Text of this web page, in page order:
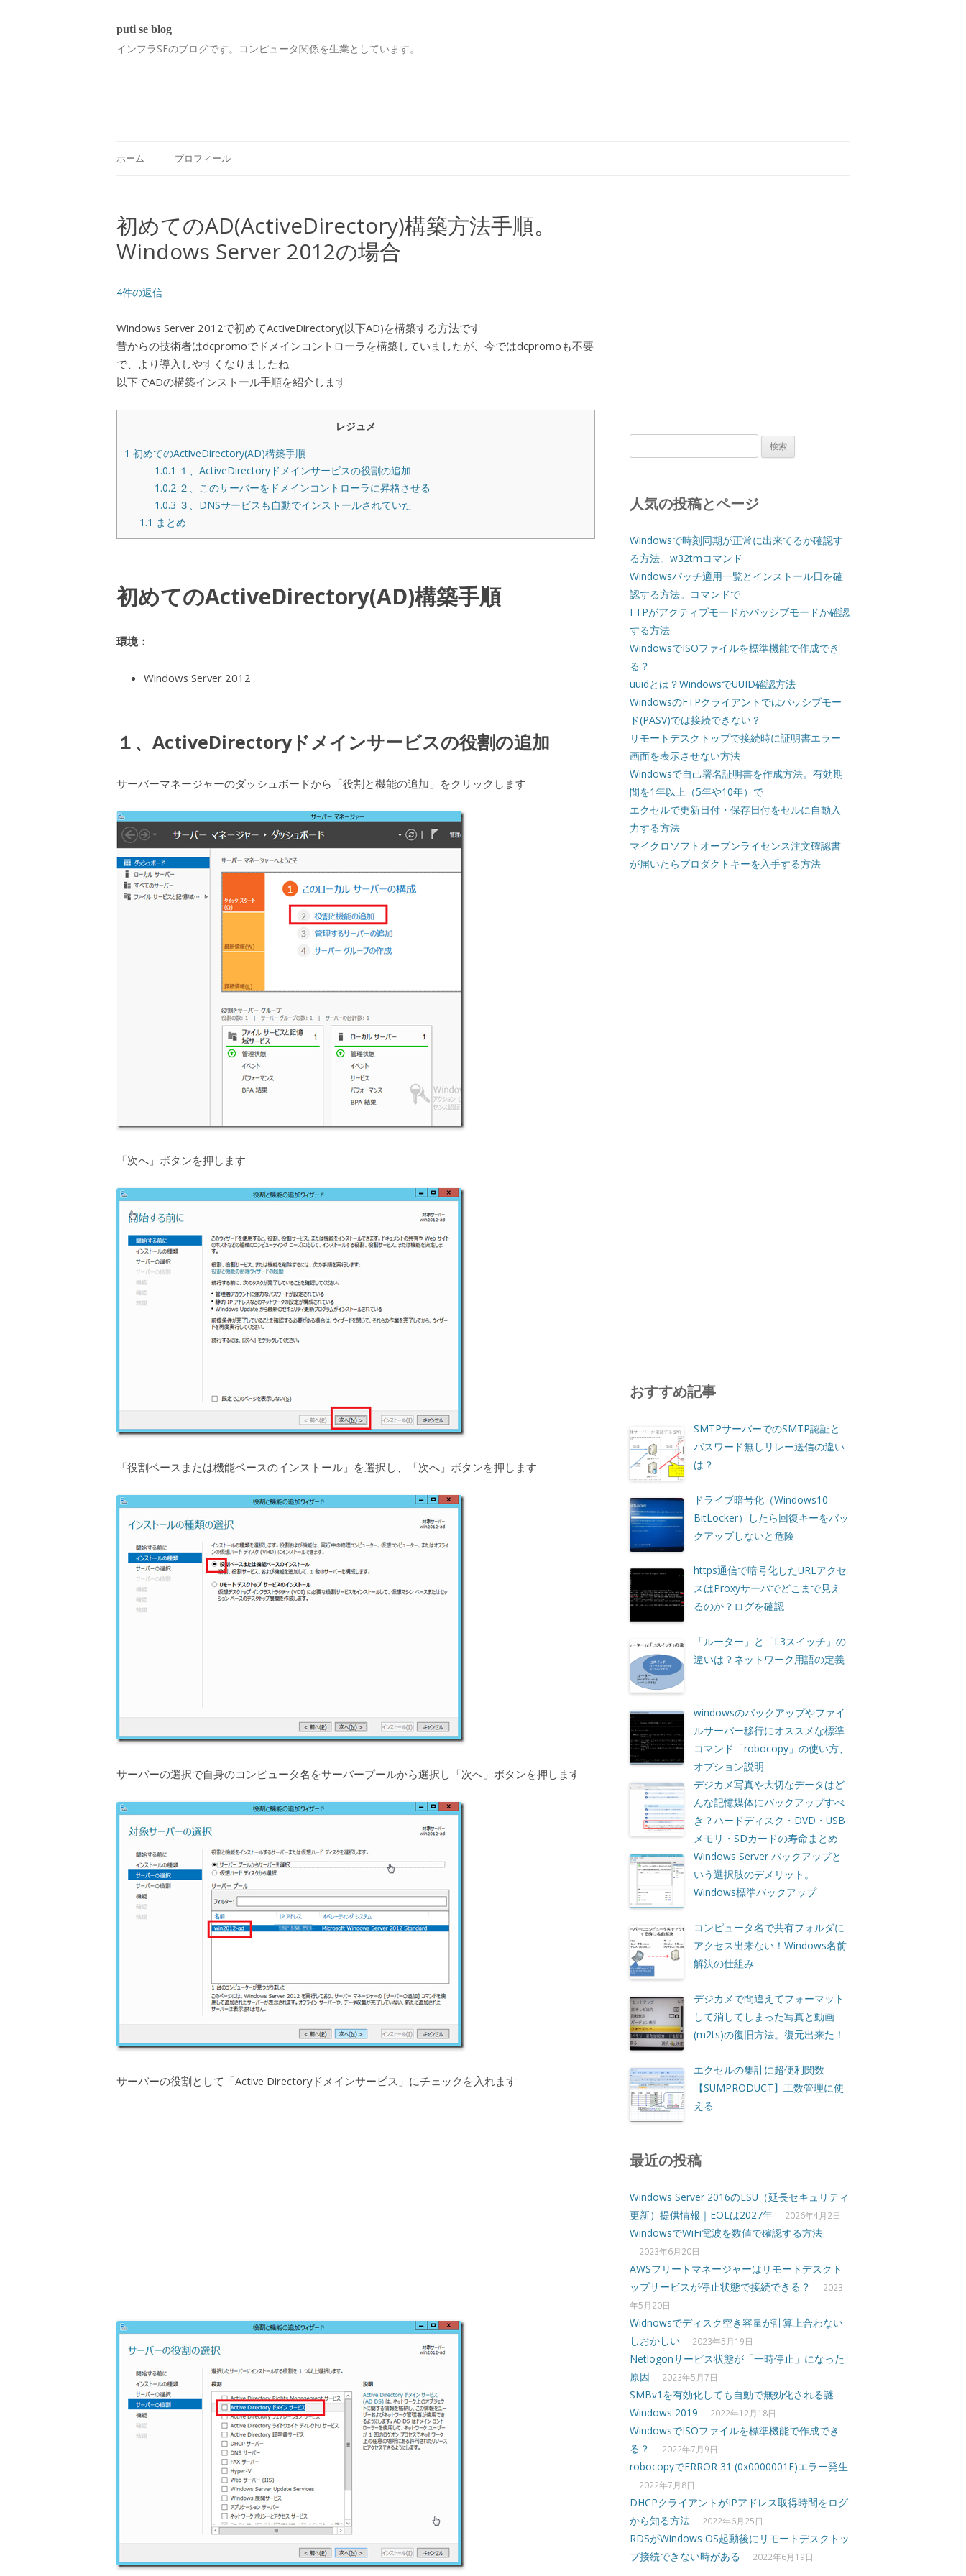
puti se blog
インフラSEのブログです。コンピュータ関係を生業としています。
ホーム プロフィール
初めてのAD(ActiveDirectory)構築方法手順。
Windows Server 2012の場合
4件の返信
Windows Server 2012で初めてActiveDirectory(以下AD)を構築する方法です
昔からの技術者はdcpromoでドメインコントローラを構築していましたが、今ではdcpromoも不要
で、より導入しやすくなりましたね
以下でADの構築インストール手順を紹介します
レジュメ
1 初めてのActiveDirectory(AD)構築手順
1.0.1 １、ActiveDirectoryドメインサービスの役割の追加
1.0.2 ２、このサーバーをドメインコントローラに昇格させる
1.0.3 ３、DNSサービスも自動でインストールされていた
1.1 まとめ
初めてのActiveDirectory(AD)構築手順
環境：
Windows Server 2012
１、ActiveDirectoryドメインサービスの役割の追加
サーバーマネージャーのダッシュボードから「役割と機能の追加」をクリックします
「次へ」ボタンを押します
「役割ベースまたは機能ベースのインストール」を選択し、「次へ」ボタンを押します
サーバーの選択で自身のコンピュータ名をサーバープールから選択し「次へ」ボタンを押します
サーバーの役割として「Active Directoryドメインサービス」にチェックを入れます
索:
人気の投稿とページ
Windowsで時刻同期が正常に出来てるか確認す
る方法。w32tmコマンド
Windowsパッチ適用一覧とインストール日を確
認する方法。コマンドで
FTPがアクティブモードかパッシブモードか確認
する方法
WindowsでISOファイルを標準機能で作成でき
る？
uuidとは？WindowsでUUID確認方法
WindowsのFTPクライアントではパッシブモー
ド(PASV)では接続できない？
リモートデスクトップで接続時に証明書エラー
画面を表示させない方法
Windowsで自己署名証明書を作成方法。有効期
間を1年以上（5年や10年）で
エクセルで更新日付・保存日付をセルに自動入
力する方法
マイクロソフトオープンライセンス注文確認書
が届いたらプロダクトキーを入手する方法
おすすめ記事
SMTPサーバーでのSMTP認証と
パスワード無しリレー送信の違い
は？
ドライブ暗号化（Windows10
BitLocker）したら回復キーをバッ
クアップしないと危険
https通信で暗号化したURLアクセ
スはProxyサーバでどこまで見え
るのか？ログを確認
「ルーター」と「L3スイッチ」の
違いは？ネットワーク用語の定義
windowsのバックアップやファイ
ルサーバー移行にオススメな標準
コマンド「robocopy」の使い方、
オプション説明
デジカメ写真や大切なデータはど
んな記憶媒体にバックアップすべ
き？ハードディスク・DVD・USB
メモリ・SDカードの寿命まとめ
Windows Server バックアップと
いう選択肢のデメリット。
Windows標準バックアップ
コンピュータ名で共有フォルダに
アクセス出来ない！Windows名前
解決の仕組み
デジカメで間違えてフォーマット
して消してしまった写真と動画
(m2ts)の復旧方法。復元出来た！
エクセルの集計に超便利関数
【SUMPRODUCT】工数管理に使
える
最近の投稿
Windows Server 2016のESU（延長セキュリティ
更新）提供情報｜EOLは2027年
2026年4月2日
WindowsでWiFi電波を数値で確認する方法
2023年6月20日
AWSフリートマネージャーはリモートデスクト
ップサービスが停止状態で接続できる？
2023
年5月20日
Widnowsでディスク空き容量が計算上合わない
しおかしい
2023年5月19日
Netlogonサービス状態が「一時停止」になった
原因
2023年5月7日
SMBv1を有効化しても自動で無効化される謎
Windows 2019
2022年12月18日
WindowsでISOファイルを標準機能で作成でき
る？
2022年7月9日
robocopyでERROR 31 (0x0000001F)エラー発生
2022年7月8日
DHCPクライアントがIPアドレス取得時間をログ
から知る方法
2022年6月25日
RDSがWindows OS起動後にリモートデスクトッ
プ接続できない時がある
2022年6月19日